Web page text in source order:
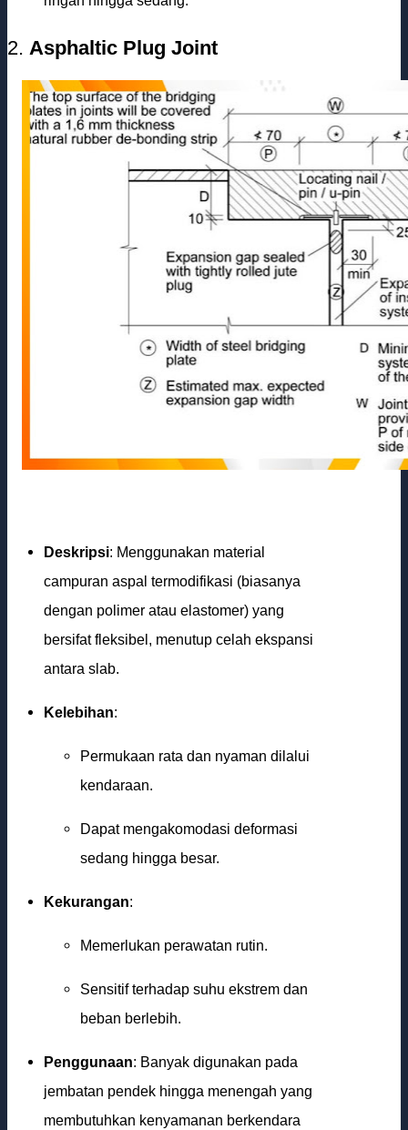
2. Asphaltic Plug Joint
Deskripsi: Menggunakan material
campuran aspal termodifikasi (biasanya
dengan polimer atau elastomer) yang
bersifat fleksibel, menutup celah ekspansi
antara slab.
Kelebihan:
Permukaan rata dan nyaman dilalui
kendaraan.
Dapat mengakomodasi deformasi
sedang hingga besar.
Kekurangan:
Memerlukan perawatan rutin.
Sensitif terhadap suhu ekstrem dan
beban berlebih.
Penggunaan: Banyak digunakan pada
jembatan pendek hingga menengah yang
membutuhkan kenyamanan berkendara